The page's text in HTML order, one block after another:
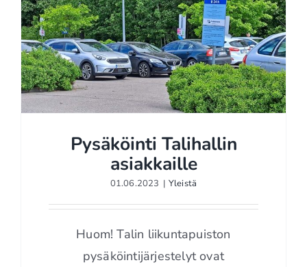
Pysäköinti Talihallin
asiakkaille
Pysäköinti Talihallin
asiakkaille
01.06.2023 | Yleistä
Huom! Talin liikuntapuiston
pysäköintijärjestelyt ovat